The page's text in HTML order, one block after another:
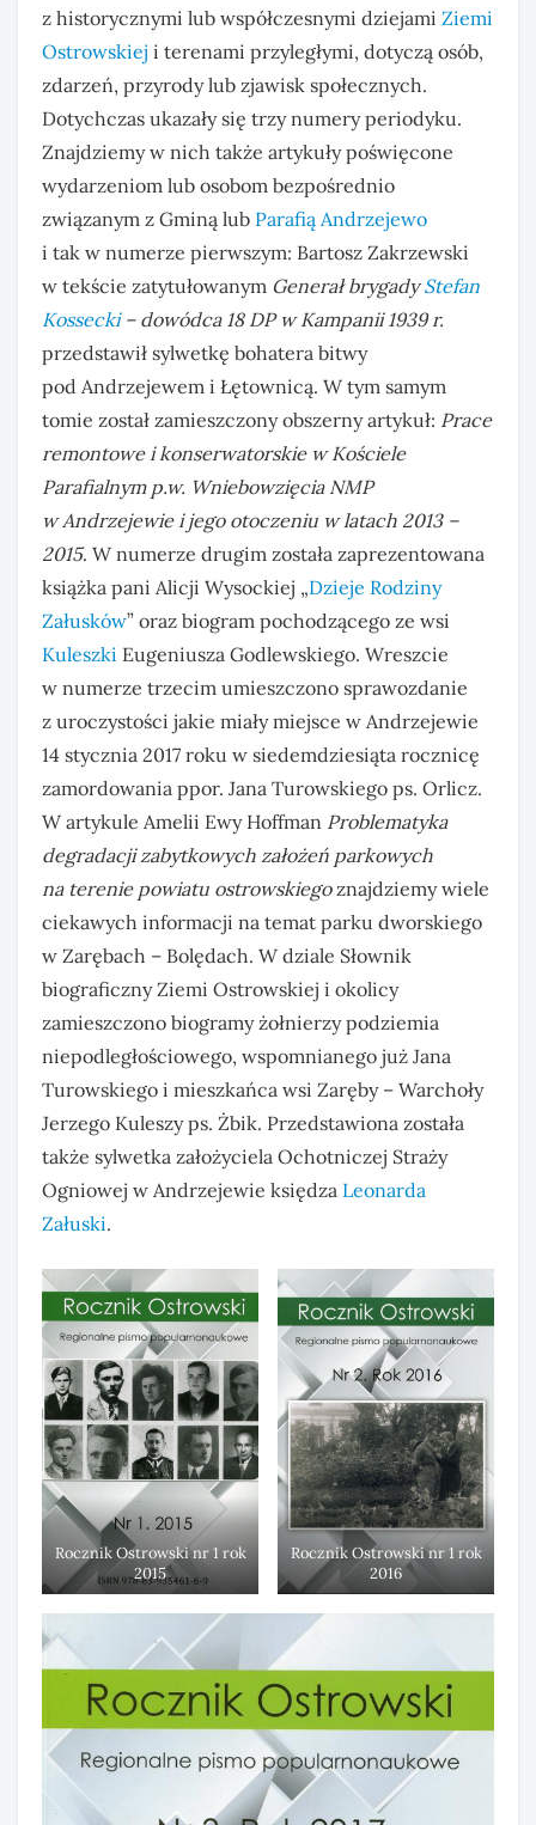
z historycznymi lub współczesnymi dziejami Ziemi
Ostrowskiej i terenami przyległymi, dotyczą osób,
zdarzeń, przyrody lub zjawisk społecznych.
Dotychczas ukazały się trzy numery periodyku.
Znajdziemy w nich także artykuły poświęcone
wydarzeniom lub osobom bezpośrednio
związanym z Gminą lub Parafią Andrzejewo
i tak w numerze pierwszym: Bartosz Zakrzewski
w tekście zatytułowanym Generał brygadyStefan
Kossecki– dowódca 18 DP w Kampanii 1939 r.
przedstawił sylwetkę bohatera bitwy
pod Andrzejewem i Łętownicą. W tym samym
tomie został zamieszczony obszerny artykuł: Prace
remontowe i konserwatorskie w Kościele
Parafialnym p.w. Wniebowzięcia NMP
w Andrzejewie i jego otoczeniu w latach 2013 –
2015. W numerze drugim została zaprezentowana
książka pani Alicji Wysockiej „Dzieje Rodziny
Załusków” oraz biogram pochodzącego ze wsi
Kuleszki Eugeniusza Godlewskiego. Wreszcie
w numerze trzecim umieszczono sprawozdanie
z uroczystości jakie miały miejsce w Andrzejewie
14 stycznia 2017 roku w siedemdziesiąta rocznicę
zamordowania ppor. Jana Turowskiego ps. Orlicz.
W artykule Amelii Ewy Hoffman Problematyka
degradacji zabytkowych założeń parkowych
na terenie powiatu ostrowskiegoznajdziemy wiele
ciekawych informacji na temat parku dworskiego
w Zarębach – Bolędach. W dziale Słownik
biograficzny Ziemi Ostrowskiej i okolicy
zamieszczono biogramy żołnierzy podziemia
niepodległościowego, wspomnianego już Jana
Turowskiego i mieszkańca wsi Zaręby – Warchoły
Jerzego Kuleszy ps. Żbik. Przedstawiona została
także sylwetka założyciela Ochotniczej Straży
Ogniowej w Andrzejewie księdza Leonarda
Załuski.
Rocznik Ostrowski nr 1 rok
2015
Rocznik Ostrowski nr 1 rok
2016